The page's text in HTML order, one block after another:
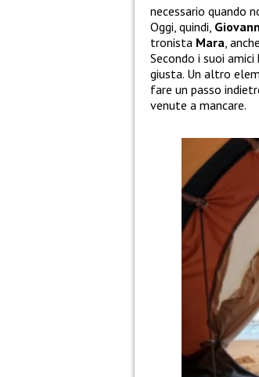
necessario quando
Oggi, quindi,
tronista Mara,
Secondo i suoi
giusta. Un altro
fare un passo
venute a mancare.